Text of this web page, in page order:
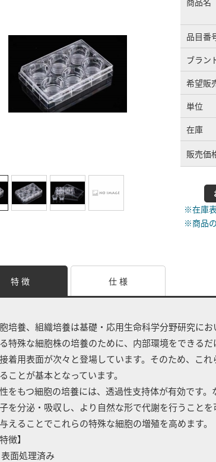
品目番
ブラン
希望販
単位
在庫
販売価
※在庫
※商品
特 徴 仕 様
培養、組織培養は基礎・応用生命科学分野研究にお
特殊な細胞株の培養のために、内部環境をできる
着用表面が次々と登場しています。そのため、こ
ことが基本となっています。
をもつ細胞の培養には、透過性支持体が有効です
を分泌・吸収し、より自然な形で代謝を行うこと
えることでこれらの特殊な細胞の増殖を高めます。
特徴】
面処理済み